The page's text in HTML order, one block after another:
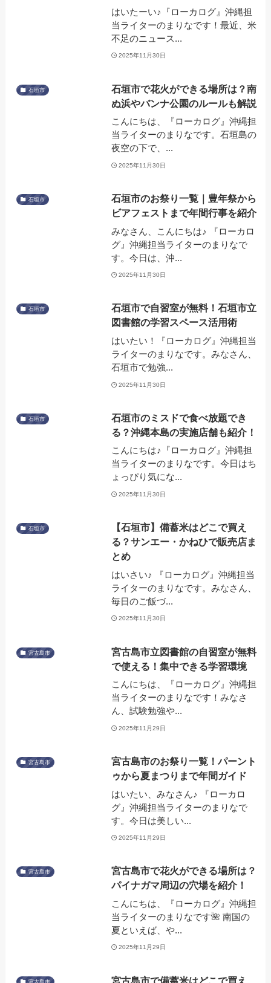
はいたーい♪『ローカログ』沖縄担
当ライターのまりなです！最近、米
不足のニュース...
2025年11月30日
石垣市
石垣市で花火ができる場所は？南
ぬ浜やバンナ公園のルールも解説
こんにちは、『ローカログ』沖縄担
当ライターのまりなです。石垣島の
夜空の下で、...
2025年11月30日
石垣市
石垣市のお祭り一覧｜豊年祭から
ビアフェストまで年間行事を紹介
みなさん、こんにちは♪ 『ローカロ
グ』沖縄担当ライターのまりなで
す。今日は、沖...
2025年11月30日
石垣市
石垣市で自習室が無料！石垣市立
図書館の学習スペース活用術
はいたい！『ローカログ』沖縄担当
ライターのまりなです。みなさん、
石垣市で勉強...
2025年11月30日
石垣市
石垣市のミスドで食べ放題でき
る？沖縄本島の実施店舗も紹介！
こんにちは♪『ローカログ』沖縄担
当ライターのまりなです。今日はち
ょっぴり気にな...
2025年11月30日
石垣市
【石垣市】備蓄米はどこで買え
る？サンエー・かねひで販売店ま
とめ
はいさい♪ 『ローカログ』沖縄担当
ライターのまりなです。みなさん、
毎日のご飯づ...
2025年11月30日
宮古島市
宮古島市立図書館の自習室が無料
で使える！集中できる学習環境
こんにちは、『ローカログ』沖縄担
当ライターのまりなです！みなさ
ん、試験勉強や...
2025年11月29日
宮古島市
宮古島市のお祭り一覧！パーント
ゥから夏まつりまで年間ガイド
はいたい、みなさん♪ 『ローカロ
グ』沖縄担当ライターのまりなで
す。今日は美しい...
2025年11月29日
宮古島市
宮古島市で花火ができる場所は？
パイナガマ周辺の穴場を紹介！
こんにちは、『ローカログ』沖縄担
当ライターのまりなです🌺 南国の
夏といえば、や...
2025年11月29日
宮古島市 宮古島市で備蓄米はどこで買え